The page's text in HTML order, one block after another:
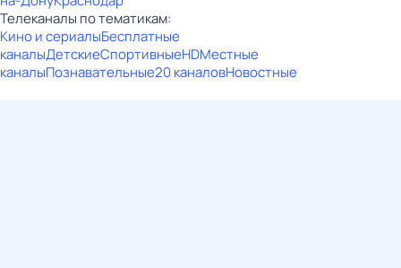
Телеканалы по тематикам:
Кино и сериалыБесплатные
каналыДетскиеСпортивныеHDМестные
каналыПознавательные20 каналовНовостные